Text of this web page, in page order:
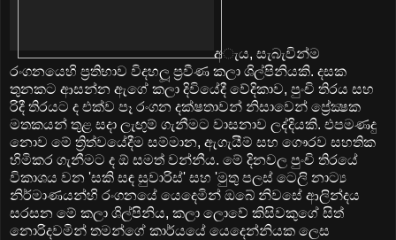
අැය, සැබැවින්ම
රංගනයෙහි ප්‍රතිභාව විදහලූ ප්‍රවීණ කලා ශිල්පිනියකි. දසක
තුනකට ආසන්න ඇගේ කලා දිවියේදී වේදිකාව, පුංචි තිරය සහ
රිදී තිරයට ද එක්‌ව පෑ රංගන දක්‌ෂතාවන් නිසාවෙන් ප්‍රේක්‍ෂක
මතකයන් තුළ සදා ලැඟුම් ගැනීමට වාසනාව ලද්දියකි. එපමණදු
නොව මේ ත්‍රිත්වයේදීම සම්මාන, ඇගැයීම් සහ ගෞරව සහතික
හිමිකර ගැනීමට ද ඕ සමත් වන්නීය. මේ දිනවල පුංචි තිරයේ
විකාශය වන 'සකි සඳ සුවාරිස්‌' සහ 'මුතු පලස්‌ ටෙලි නාට්‍ය
නිර්මාණයන්හි රංගනයේ යෙදෙමින් ඔබේ නිවසේ ආලින්දය
සරසන මේ කලා ශිල්පිනිය, කලා ලොවේ කිසිවකුගේ සිත්
නොරිදවමින් තමන්ගේ කාර්යයේ යෙදෙන්නියක ලෙස